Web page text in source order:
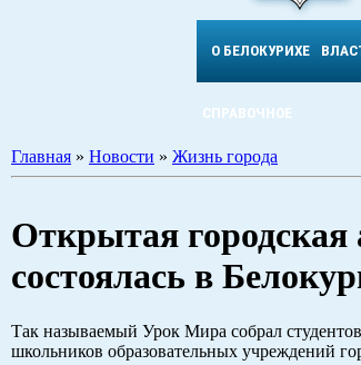
О БЕЛОКУРИХЕ
СПРАВОЧНОЕ
Главная » Новости » Жизнь города
Открытая городская
состоялась в
Так называемый Урок Мира собрал
школьников образовательных учреждений